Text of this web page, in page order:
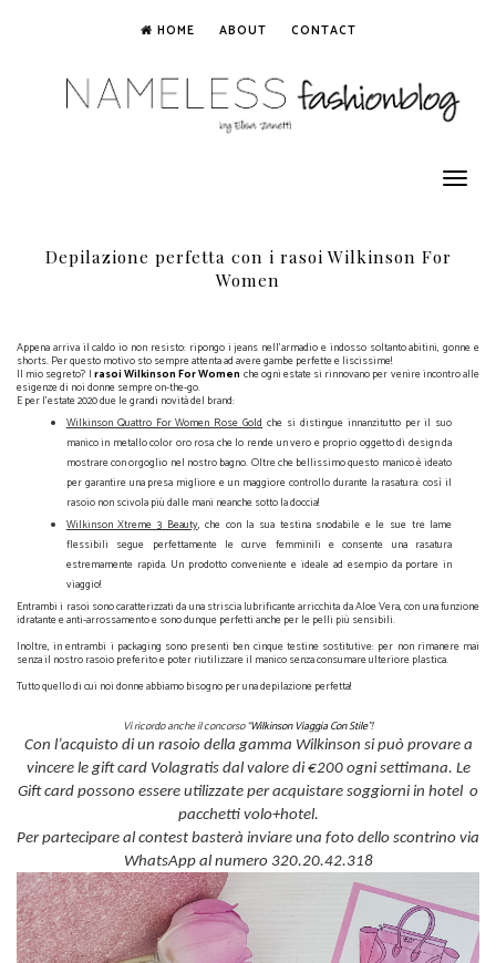
HOME ABOUT CONTACT
Toggle
navigation
Depilazione perfetta con i rasoi Wilkinson For
Women
Appena arriva il caldo io non resisto: ripongo i jeans nell'armadio e indosso soltanto abitini, gonne e
shorts. Per questo motivo sto sempre attenta ad avere gambe perfette e liscissime!
Il mio segreto? Irasoi Wilkinson For Women che ogni estate si rinnovano per venire incontro alle
esigenze di noi donne sempre on-the-go.
E per l'estate 2020 due le grandi novità del brand:
Wilkinson Quattro For Women Rose Gold che si distingue innanzitutto per il suo
manico in metallo color oro rosa che lo rende un vero e proprio oggetto di design da
mostrare con orgoglio nel nostro bagno. Oltre che bellissimo questo manico è ideato
per garantire una presa migliore e un maggiore controllo durante la rasatura: così il
rasoio non scivola più dalle mani neanche sotto la doccia!
Wilkinson Xtreme 3 Beauty, che con la sua testina snodabile e le sue tre lame
flessibili segue perfettamente le curve femminili e consente una rasatura
estremamente rapida. Un prodotto conveniente e ideale ad esempio da portare in
viaggio!
Entrambi i rasoi sono caratterizzati da una striscia lubrificante arricchita da Aloe Vera, con una funzione
idratante e anti-arrossamento e sono dunque perfetti anche per le pelli più sensibili.
Inoltre, in entrambi i packaging sono presenti ben cinque testine sostitutive: per non rimanere mai
senza il nostro rasoio preferito e poter riutilizzare il manico senza consumare ulteriore plastica.
Tutto quello di cui noi donne abbiamo bisogno per una depilazione perfetta!
Vi ricordo anche il concorso “Wilkinson Viaggia Con Stile”!
Con l’acquisto di un rasoio della gamma Wilkinson si può provare a
vincere le gift card Volagratis dal valore di €200 ogni settimana. Le
Gift card possono essere utilizzate per acquistare soggiorni in hotel o
pacchetti volo+hotel.
Per partecipare al contest basterà inviare una foto dello scontrino via
WhatsApp al numero 320.20.42.318